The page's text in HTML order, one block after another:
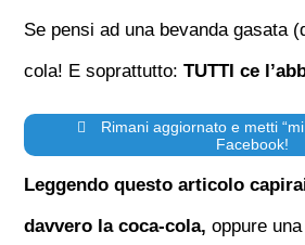
Se pensi ad una bevanda gasata
cola! E soprattutto:TUTTI ce
Rimani aggiornato e metti
Facebook!
Leggendo questo articolo
davvero la coca-cola, oppure